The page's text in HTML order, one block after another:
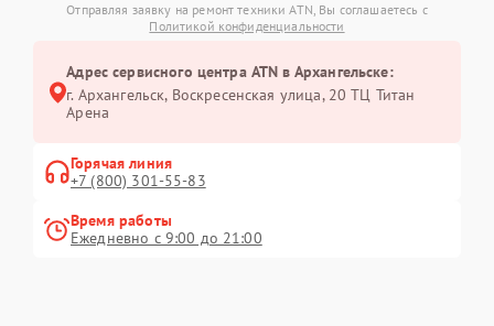
Отправляя заявку на ремонт техники ATN, Вы соглашаетесь с
Политикой конфиденциальности
Адрес сервисного центра ATN в Архангельске:
г. Архангельск, Воскресенская улица, 20 ТЦ Титан
Арена
Горячая линия
+7 (800) 301-55-83
Время работы
Ежедневно с 9:00 до 21:00